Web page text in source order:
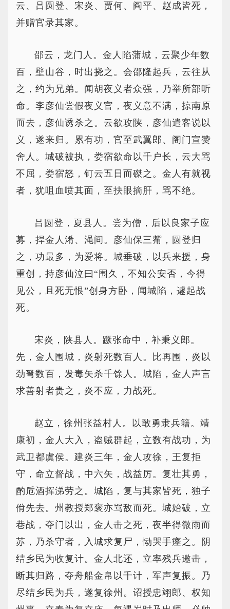
云、吕圆登、宋炎、贾何、阎平、赵成皆死，
并赠官录其家。
邵云，龙门人。金人陷蒲城，云聚少年数
百，壁山谷，时出挠之。会邵隆起兵，云往从
之，约为兄弟。闻胡夜义者众强，乃举所部听
命。李彦仙尝假夜义官，夜义意不满，掠南原
而去，彦仙诱杀之。云欲攻陕，彦仙遣客说以
义，遂来归。累有功，官至武翼郎、阁门宣赞
舍人。城破被执，娄宿欲命以千户长，云大骂
不屈，娄宿怒，钉云五日而磔之。金人有就视
者，犹咀血喷其面，至抉眼摘肝，骂不绝。
吕圆登，夏县人。尝为僧，后以良家子应
募，捍金人淆、渑间。彦仙保三觜，圆登归
之，功最多，为爱将。城垂破，以兵来援，身
重创，持彦仙泣曰“围久，不知公安否，今得
见公，且死无恨”创身方卧，闻城陷，遽起战
死。
宋炎，陕县人。蹶张命中，补秉义郎。
先，金人围城，炎射死数百人。比再围，炎以
劲弩数百，发毒矢杀千馀人。城陷，金人声言
求善射者贵之，炎不应，力战死。
赵立，徐州张益村人。以敢勇隶兵籍。靖
康初，金人大入，盗贼群起，立数有战功，为
武卫都虞侯。建炎三年，金人攻徐，王复拒
守，命立督战，中六矢，战益厉。复壮其勇，
酌卮酒挥涕劳之。城陷，复与其家皆死，独子
佾先去。州教授郑褒亦骂敌而死。城始破，立
巷战，夺门以出，金人击之死，夜半得微雨而
苏，乃杀守者，入城求复尸，恸哭手瘗之。阴
结乡民为收复计。金人北还，立率残兵邀击，
断其归路，夺舟船金帛以千计，军声复振。乃
尽结乡民为兵，遂复徐州。诏授忠翊郎、权知